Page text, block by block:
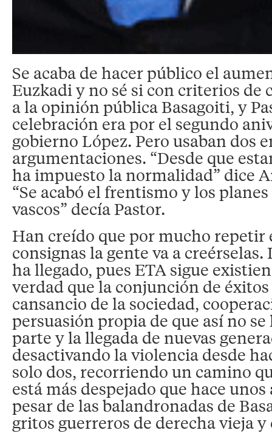
Se acaba de hacer público el
Euzkadi y no sé si con criterios de
a la opinión pública Basagoiti, y
celebración era por el segundo
gobierno López. Pero usaban dos
argumentaciones. “Desde que
ha impuesto la normalidad” dice
“Se acabó el frentismo y los
vascos” decía Pastor.
Han creído que por mucho repetir
consignas la gente va a
ha llegado, pues ETA sigue
verdad que la conjunción de
cansancio de la sociedad,
persuasión propia de que así no
parte y la llegada de nuevas
desactivando la violencia desde
solo dos, recorriendo un camino
está más despejado que hace unos
pesar de las balandronadas de
gritos guerreros de derecha vieja